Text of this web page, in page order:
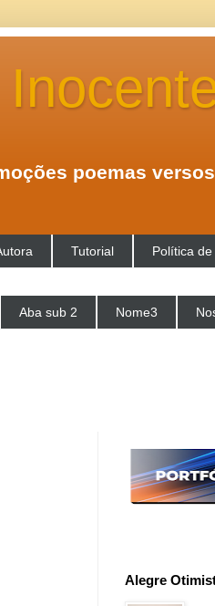
poemas
Tutorial Política
Aba sub 2 Nome3
Alegre